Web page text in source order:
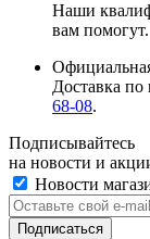
Наши
вам помогут.
Доставка по
68-08.
Подписывайтесь
на новости и
Новости